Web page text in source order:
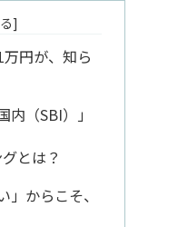
円が、知ら
（SBI）」
とは？
からこそ、